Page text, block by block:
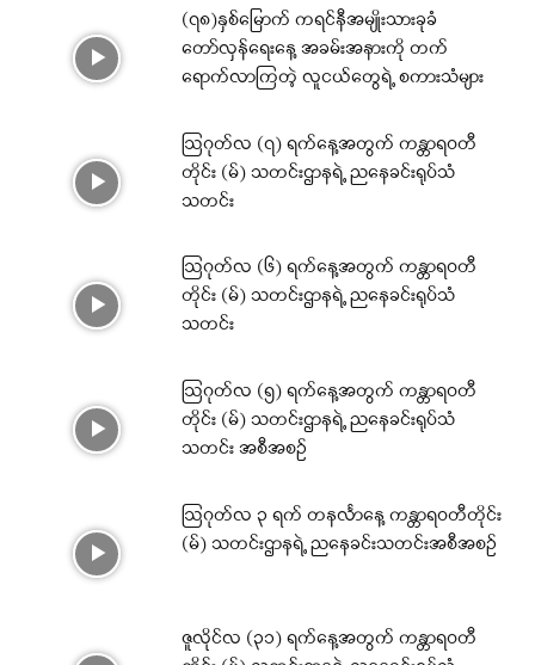
(၇၈)နှစ်မြောက် ကရင်နီအမျိုးသားခုခံ
တော်လှန်ရေးနေ့ အခမ်းအနားကို တက်
ရောက်လာကြတဲ့ လူငယ်တွေရဲ့ စကားသံများ
ဩဂုတ်လ (၇) ရက်နေ့အတွက် ကန္တာရဝတီ
တိုင်း (မ်) သတင်းဌာနရဲ့ ညနေခင်းရုပ်သံ
သတင်း
ဩဂုတ်လ (၆) ရက်နေ့အတွက် ကန္တာရဝတီ
တိုင်း (မ်) သတင်းဌာနရဲ့ ညနေခင်းရုပ်သံ
သတင်း
ဩဂုတ်လ (၅) ရက်နေ့အတွက် ကန္တာရဝတီ
တိုင်း (မ်) သတင်းဌာနရဲ့ ညနေခင်းရုပ်သံ
သတင်း အစီအစဉ်
ဩဂုတ်လ ၃ ရက် တနင်္လာနေ့ ကန္တာရဝတီတိုင်း
(မ်) သတင်းဌာနရဲ့ ညနေခင်းသတင်းအစီအစဉ်
ဇူလိုင်လ (၃၁) ရက်နေ့အတွက် ကန္တာရဝတီ